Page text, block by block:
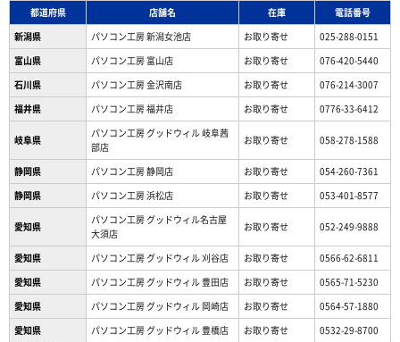
都道府県 店舗名 在庫
電話番号
新潟県
パソコン工房 新潟女池店 お取り寄せ
025-288-0151
富山県
パソコン工房 富山店 お取り寄せ
076-420-5440
石川県
パソコン工房 金沢南店 お取り寄せ
076-214-3007
福井県
パソコン工房 福井店 お取り寄せ 0776-33-6412
岐阜県
パソコン工房 グッドウィル 岐阜茜
部店
お取り寄せ 058-278-1588
静岡県 パソコン工房 静岡店 お取り寄せ
054-260-7361
静岡県
パソコン工房 浜松店 お取り寄せ 053-401-8577
愛知県
パソコン工房 グッドウィル名古屋
大須店
お取り寄せ 052-249-9888
愛知県 パソコン工房 グッドウィル 刈谷店 お取り寄せ
0566-62-6811
愛知県
パソコン工房 グッドウィル 豊田店 お取り寄せ
0565-71-5230
愛知県
パソコン工房 グッドウィル 岡崎店 お取り寄せ
0564-57-1880
愛知県
パソコン工房 グッドウィル 豊橋店 お取り寄せ 0532-29-8700